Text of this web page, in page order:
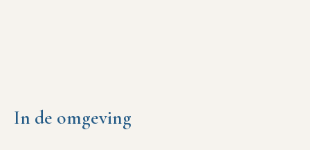
In de omgeving